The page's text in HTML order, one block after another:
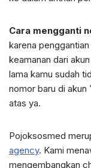
Cara mengganti
karena
keamanan dari
lama kamu sudah
nomor baru di akun
atas ya.
Pojoksosmed
agency. Kami
mengembangkan